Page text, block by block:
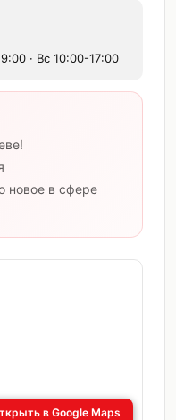
· Вс 10:00-17:00
новое в сфере
в Google Maps